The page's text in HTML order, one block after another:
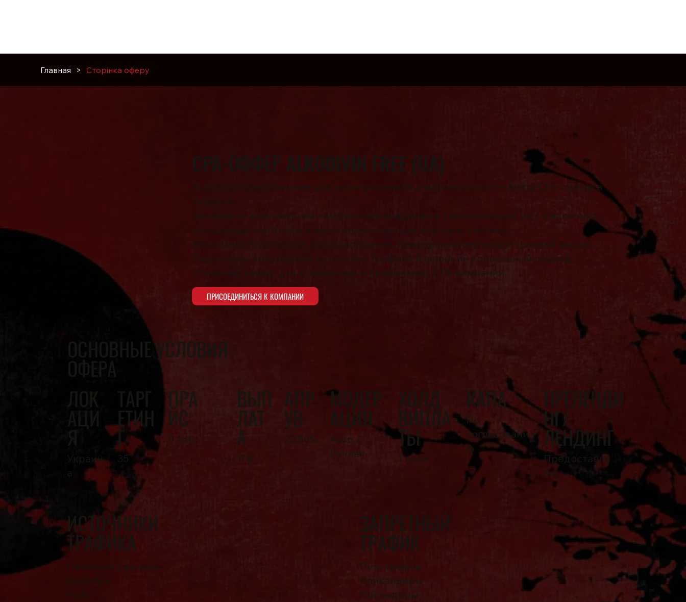
Главная > Сторінка оферу
CPA-ОФФЕР ALKODIVIN FREE (UA)
Выгодное предложение для арбитражников и маркетологов — Nutra CPA-оффер в
Украине.
Alkodivin — комплексная натуральная поддержка, уменьшающая тягу к алкоголю,
очищающая организм и восстанавливающая нервную систему.
Без ломки, безопасное восстановление, комфортный переход к трезвой жизни.
Разрешены популярные источники трафика и широкий креативный подход.
Отличный выбор для стабильных и прибыльных CPA-кампаний.
ПРИСОЕДИНИТЬСЯ К КОМПАНИИ
ОСНОВНЫЕ УСЛОВИЯ
Украин
ЕТИН
Г
ПРА
ЙС
0 грн
ВЫП
ЛАТ
А
17$
АПР
УВ
22,80%
МОДЕР
АЦИЯ
Авто /
Ручная
ХОЛД
ВИПЛА
ТЫ
1 день
КАПА
По
согласовани
ю
ПРЕЛЕНДИ
НГ/
ЛЕНДИНГ
Предоставля
ем
ИСТОЧНИКИ
ТРАФИКА
Нативная реклама
Фейсбук
Гугл
ЗАПРЕТНЫЙ
ТРАФИК
Пуш-трафик
Кликандеры
Попандеры